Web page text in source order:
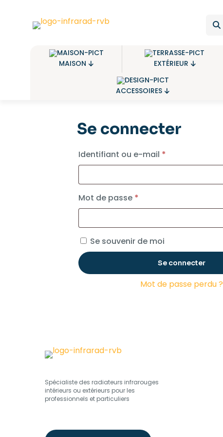
MAISON EXTÉRIEUR
ACCESSOIRES
Se connecter
Identifiant ou e-mail *
Mot de passe *
Se souvenir de moi
Se connecter
Mot de passe perdu ?
Spécialiste des radiateurs infrarouges
intérieurs ou extérieurs pour les
professionnels et particuliers